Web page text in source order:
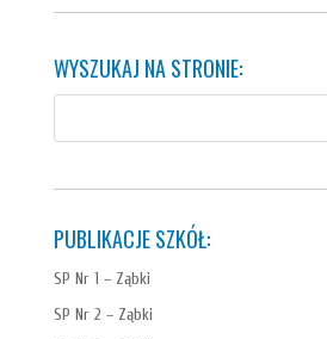
WYSZUKAJ NA STRONIE:
PUBLIKACJE SZKÓŁ:
SP Nr 1 – Ząbki
SP Nr 2 – Ząbki